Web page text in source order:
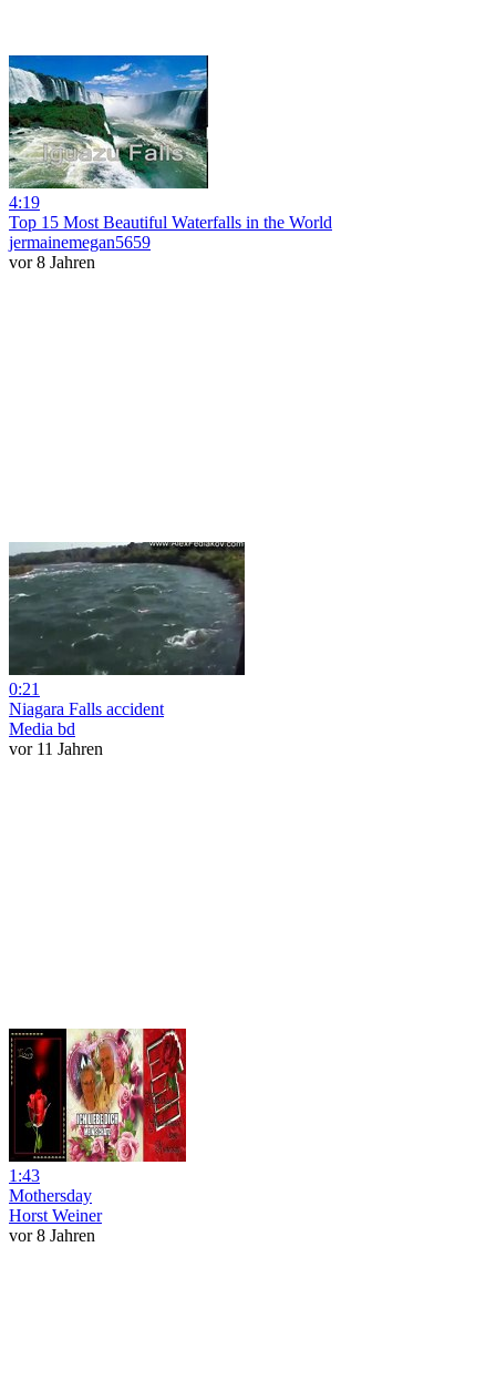
4:19
Top 15 Most Beautiful Waterfalls in the World
jermainemegan5659
vor 8 Jahren
0:21
Niagara Falls accident
Media bd
vor 11 Jahren
1:43
Mothersday
Horst Weiner
vor 8 Jahren